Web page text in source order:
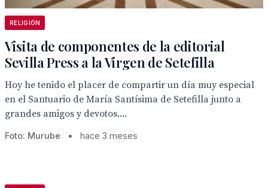
RELIGIÓN
Visita de componentes de la editorial
Sevilla Press a la Virgen de Setefilla
Hoy he tenido el placer de compartir un día muy especial
en el Santuario de María Santísima de Setefilla junto a
grandes amigos y devotos....
Foto: Murube • hace 3 meses